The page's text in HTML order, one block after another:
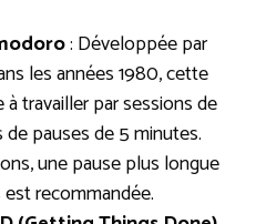
: Développée par
les années 1980, cette
travailler par sessions de
pauses de 5 minutes.
une pause plus longue
recommandée.